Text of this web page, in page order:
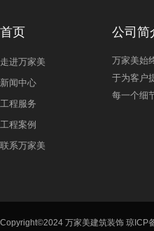
首页
走进万家美
新闻中心
工程服务
工程案例
联系万家美
公司简
万家美始
于为客户
每一个细
Copyright©2024 万家美建筑装饰 琼ICP